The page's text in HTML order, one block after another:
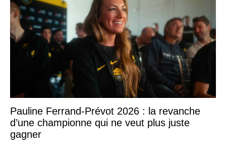
Pauline Ferrand-Prévot 2026 : la revanche
d’une championne qui ne veut plus juste
gagner